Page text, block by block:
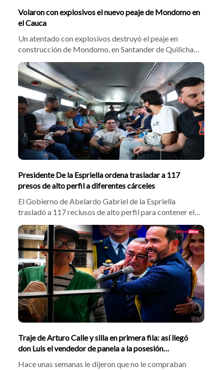
Volaron con explosivos el nuevo peaje de Mondomo en
el Cauca
Un atentado con explosivos destruyó el peaje en
construcción de Mondomo, en Santander de Quilichao.
El hecho ocurrió la madrugada del 8 de agosto de 2026
sobre la vía Popayán–Cali. La ANI ordenó el cierre de
calzadas para inspección, mientras el gobernador
Octavio Guzmán pidió seguridad sobre la ruta.
Presidente De la Espriella ordena trasladar a 117
presos de alto perfil a diferentes cárceles
El Gobierno de Abelardo Gabriel de la Espriella
trasladó a 117 reclusos de alto perfil para contener el
crimen desde las cárceles. En Itagüí, el Inpec movió a
jefes de La Oficina como alias Douglas y Carlos
Pesebre. Autoridades locales respaldaron la medida
para recuperar el control estatal.
Traje de Arturo Calle y silla en primera fila: así llegó
don Luis el vendedor de panela a la posesión
Hace unas semanas le dijeron que no le compraban